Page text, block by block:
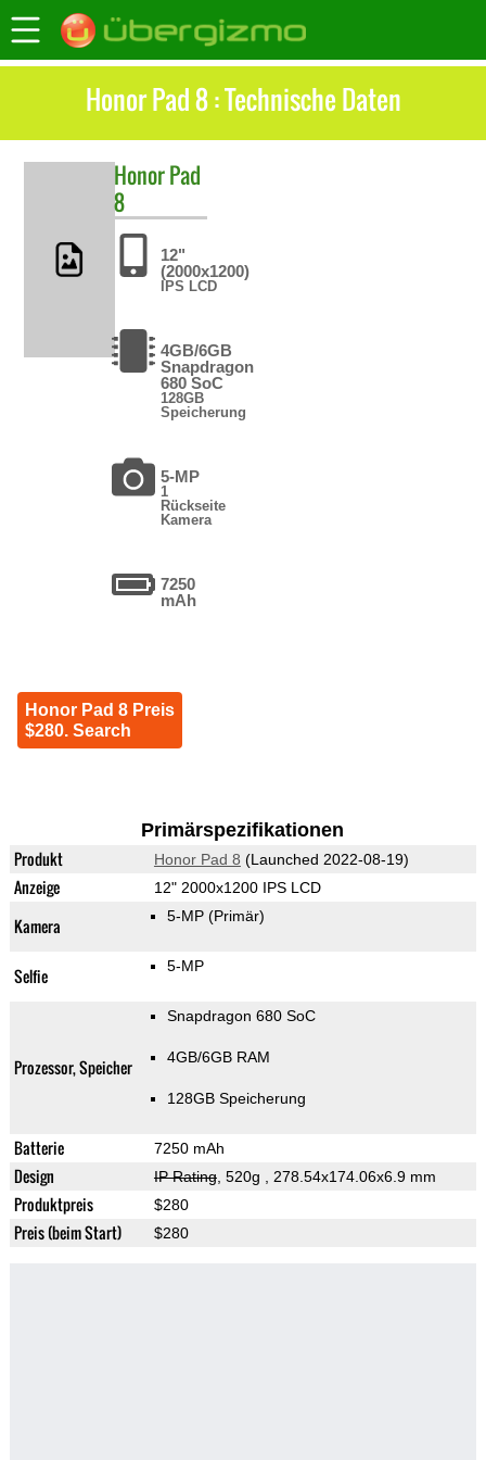
Honor Pad 8 : Technische Daten
HonorPad
8
12"
(2000x1200)
IPS LCD
4GB/6GB
Snapdragon
680 SoC
128GB
Speicherung
5-MP
1
Rückseite
Kamera
7250
mAh
Honor Pad 8 Preis
$280. Search
Primärspezifikationen
Produkt Honor Pad 8 (Launched 2022-08-19)
Anzeige 12" 2000x1200 IPS LCD
Kamera 5-MP (Primär)
Selfie 5-MP
Prozessor, Speicher
Snapdragon 680 SoC
4GB/6GB RAM
128GB Speicherung
Batterie 7250 mAh
Design IP Rating, 520g , 278.54x174.06x6.9 mm
Produktpreis $280
Preis (beim Start) $280